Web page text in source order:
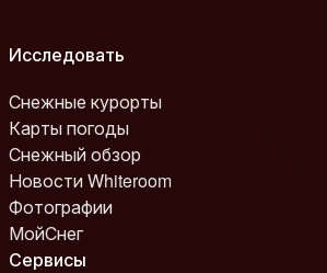
Исследовать
Снежные курорты
Карты погоды
Снежный обзор
Новости Whiteroom
Фотографии
МойСнег
Сервисы